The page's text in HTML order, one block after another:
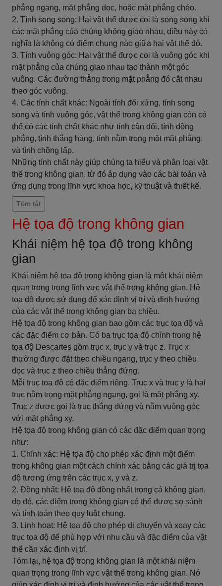
phẳng ngang, mặt phẳng dọc, hoặc mặt phẳng chéo.
2. Tính song song: Hai vật thể được coi là song song khi
các mặt phẳng của chúng không giao nhau, điều này có
nghĩa là không có điểm chung nào giữa hai vật thể đó.
3. Tính vuông góc: Hai vật thể được coi là vuông góc khi
mặt phẳng của chúng giao nhau tạo thành một góc
vuông. Các đường thẳng trong mặt phẳng đó cắt nhau
theo góc vuông.
4. Các tính chất khác: Ngoài tính đối xứng, tính song
song và tính vuông góc, vật thể trong không gian còn có
thể có các tính chất khác như tính cân đối, tính đồng
phẳng, tính thẳng hàng, tính nằm trong một mặt phẳng,
và tính chồng lấp.
Những tính chất này giúp chúng ta hiểu và phân loại vật
thể trong không gian, từ đó áp dụng vào các bài toán và
ứng dụng trong lĩnh vực khoa học, kỹ thuật và thiết kế.
Tóm tắt
Hệ tọa độ trong không gian
Khái niệm hệ tọa độ trong không
gian
Khái niệm hệ tọa độ trong không gian là một khái niệm
quan trọng trong lĩnh vực vật thể trong không gian. Hệ
tọa độ được sử dụng để xác định vị trí và định hướng
của các vật thể trong không gian ba chiều.
Hệ tọa độ trong không gian bao gồm các trục tọa độ và
các đặc điểm cơ bản. Có ba trục tọa độ chính trong hệ
tọa độ Descartes gồm trục x, trục y và trục z. Trục x
thường được đặt theo chiều ngang, trục y theo chiều
dọc và trục z theo chiều thẳng đứng.
Mỗi trục tọa độ có đặc điểm riêng. Trục x và trục y là hai
trục nằm trong mặt phẳng ngang, gọi là mặt phẳng xy.
Trục z được gọi là trục thẳng đứng và nằm vuông góc
với mặt phẳng xy.
Hệ tọa độ trong không gian có các đặc điểm quan trọng
như:
1. Chính xác: Hệ tọa độ cho phép xác định một điểm
trong không gian một cách chính xác bằng các giá trị tọa
độ tương ứng trên các trục x, y và z.
2. Đồng nhất: Hệ tọa độ đồng nhất trong cả không gian,
do đó, các điểm trong không gian có thể được so sánh
và tính toán theo quy luật chung.
3. Linh hoạt: Hệ tọa độ cho phép di chuyển và xoay các
trục tọa độ để phù hợp với nhu cầu và đặc điểm của vật
thể cần xác định vị trí.
Tóm lại, hệ tọa độ trong không gian là một khái niệm
quan trọng trong lĩnh vực vật thể trong không gian. Nó